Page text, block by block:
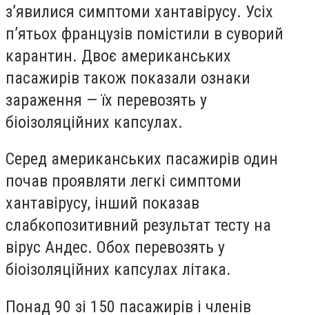
з’явилися симптоми хантавірусу. Усіх
п’ятьох французів помістили в суворий
карантин. Двоє американських
пасажирів також показали ознаки
зараження — їх перевозять у
біоізоляційних капсулах.
Серед американських пасажирів один
почав проявляти легкі симптоми
хантавірусу, інший показав
слабкопозитивний результат тесту на
вірус Андес. Обох перевозять у
біоізоляційних капсулах літака.
Понад 90 зі 150 пасажирів і членів